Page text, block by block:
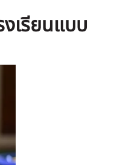
งเรียนแบบ